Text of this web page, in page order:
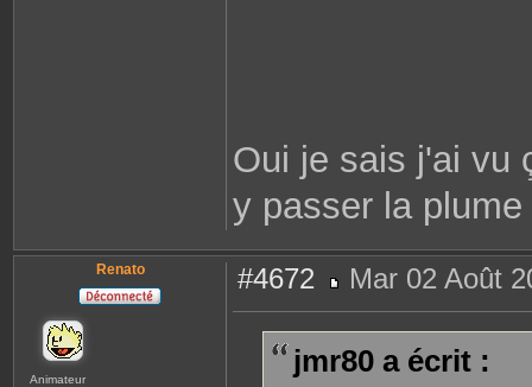
Oui je sais j'ai vu
y passer la plume
Renato
Animateur
#4672
e
a
g
Mar 02 Août
jmr80 a écrit :